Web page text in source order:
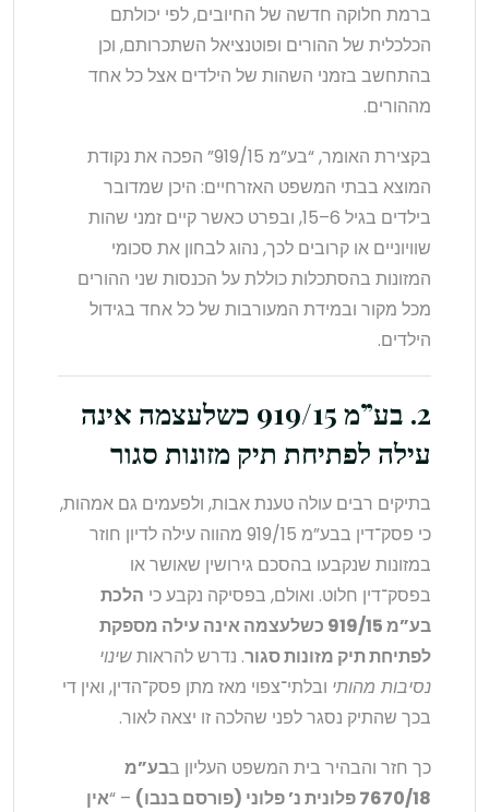
ברמת חלוקה חדשה של החיובים, לפי יכולתם
הכלכלית של ההורים ופוטנציאל השתכרותם, וכן
בהתחשב בזמני השהות של הילדים אצל כל אחד
מההורים.
בקצירת האומר, “בע”מ 919/15” הפכה את נקודת
המוצא בבתי המשפט האזרחיים: היכן שמדובר
בילדים בגיל 6–15, ובפרט כאשר קיים זמני שהות
שוויוניים או קרובים לכך, נהוג לבחון את סכומי
המזונות בהסתכלות כוללת על הכנסות שני ההורים
מכל מקור ובמידת המעורבות של כל אחד בגידול
הילדים.
2. בע”מ 919/15 כשלעצמה אינה
עילה לפתיחת תיק מזונות סגור
בתיקים רבים עולה טענת אבות, ולפעמים גם אמהות,
כי פסק־דין בבע”מ 919/15 מהווה עילה לדיון חוזר
במזונות שנקבעו בהסכם גירושין שאושר או
בפסק־דין חלוט. ואולם, בפסיקה נקבע כי הלכת
בע”מ 919/15 כשלעצמה אינה עילה מספקת
לפתיחת תיק מזונות סגור. נדרש להראותשינוי
נסיבות מהותי ובלתי־צפוי מאז מתן פסק־הדין, ואין די
בכך שהתיק נסגר לפני שהלכה זו יצאה לאור.
כך חזר והבהיר בית המשפט העליון בבע”מ
7670/18 פלונית נ’ פלוני (פורסם בנבו)
– “אין